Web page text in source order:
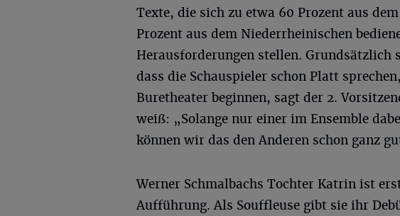
Texte, die sich zu etwa 60 Prozent aus
Prozent aus dem Niederrheinischen
Herausforderungen stellen. Grundsätzlich
dass die Schauspieler schon Platt
Buretheater beginnen, sagt der 2.
weiß: „Solange nur einer im Ensemble
können wir das den Anderen schon ganz
Werner Schmalbachs Tochter Katrin ist
Aufführung. Als Souffleuse gibt sie ihr